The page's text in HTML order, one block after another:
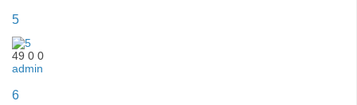
5
49 0 0
admin
6